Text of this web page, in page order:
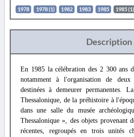
1978 1978 (1) 1982 1983 1985 1985 (1)
Description
En 1985 la célébration des 2 300 ans
notamment à l'organisation de
destinées à demeurer permanentes.
Thessalonique, de la préhistoire à
dans une salle du musée
Thessalonique », des objets provenant
récentes, regroupés en trois unités